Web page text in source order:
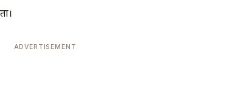
ADVERTISEMENT